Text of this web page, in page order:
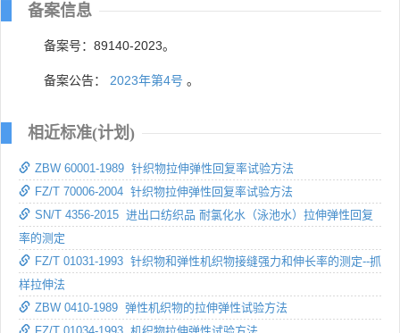
备案信息
备案号：89140-2023。
备案公告： 2023年第4号 。
相近标准(计划)
ZBW 60001-1989 针织物拉伸弹性回复率试验方法
FZ/T 70006-2004 针织物拉伸弹性回复率试验方法
SN/T 4356-2015 进出口纺织品 耐氯化水（泳池水）拉伸弹性回复
率的测定
FZ/T 01031-1993 针织物和弹性机织物接缝强力和伸长率的测定--抓
样拉伸法
ZBW 0410-1989 弹性机织物的拉伸弹性试验方法